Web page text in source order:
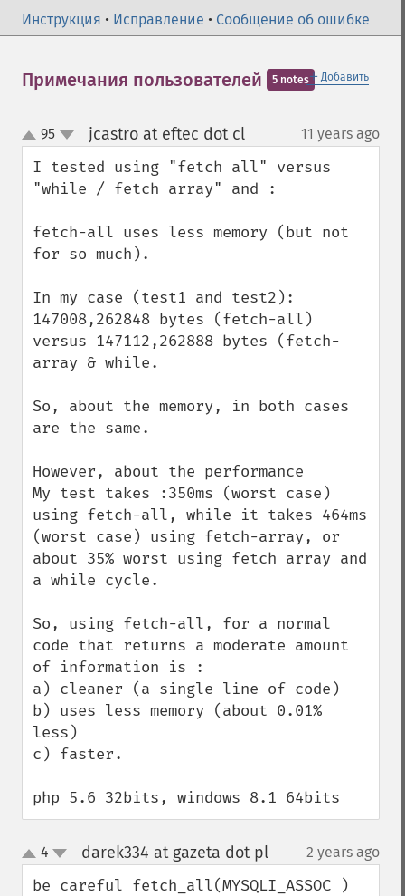
Инструкция • Исправление • Сообщение об ошибке
＋ Добавить
Примечания пользователей 5 notes
up
down
95 jcastro at eftec dot cl¶ 11 years ago
I tested using "fetch all" versus
"while / fetch array" and :
fetch-all uses less memory (but not
for so much).
In my case (test1 and test2):
147008,262848 bytes (fetch-all)
versus 147112,262888 bytes (fetch-
array & while.
So, about the memory, in both cases
are the same.
However, about the performance
My test takes :350ms (worst case)
using fetch-all, while it takes 464ms
(worst case) using fetch-array, or
about 35% worst using fetch array and
a while cycle.
So, using fetch-all, for a normal
code that returns a moderate amount
of information is :
a) cleaner (a single line of code)
b) uses less memory (about 0.01%
less)
c) faster.
php 5.6 32bits, windows 8.1 64bits
up
down
4 darek334 at gazeta dot pl¶ 2 years ago
be careful fetch_all(MYSQLI_ASSOC )